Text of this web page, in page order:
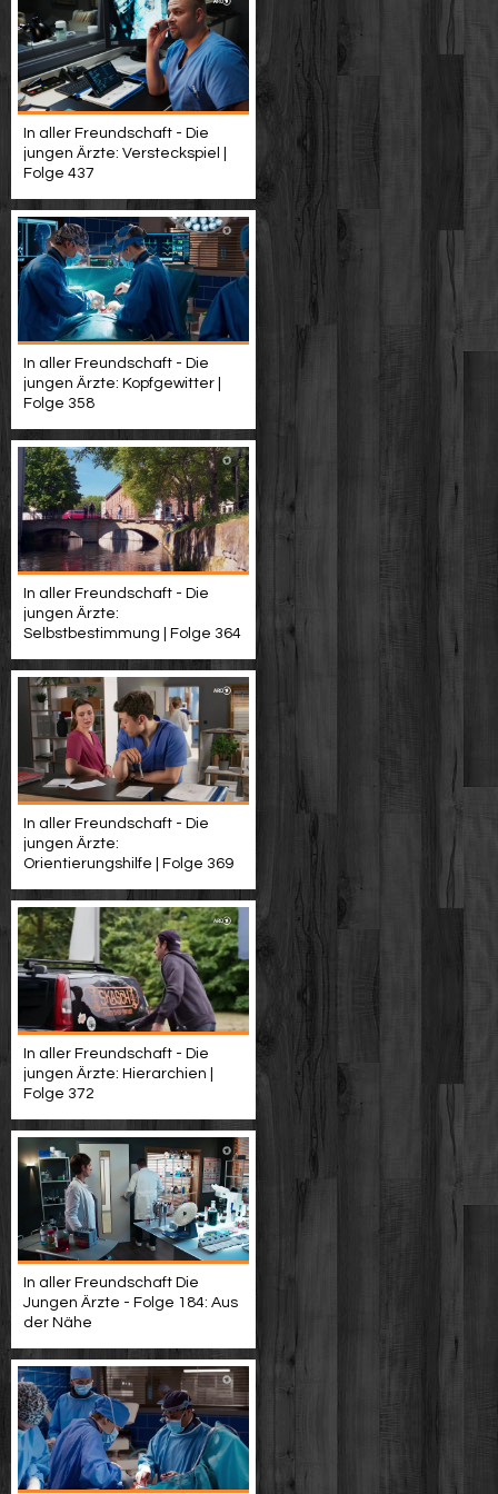
In aller Freundschaft - Die
jungen Ärzte: Versteckspiel |
Folge 437
In aller Freundschaft - Die
jungen Ärzte: Kopfgewitter |
Folge 358
In aller Freundschaft - Die
jungen Ärzte:
Selbstbestimmung | Folge 364
In aller Freundschaft - Die
jungen Ärzte:
Orientierungshilfe | Folge 369
In aller Freundschaft - Die
jungen Ärzte: Hierarchien |
Folge 372
In aller Freundschaft Die
Jungen Ärzte - Folge 184: Aus
der Nähe